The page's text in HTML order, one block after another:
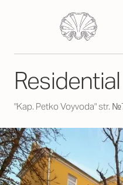
"Kap. Petko Voyvoda" str.